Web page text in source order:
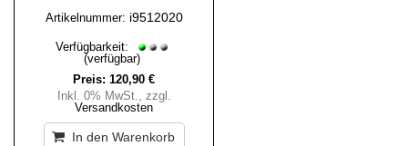
Artikelnummer: i9512020
Verfügbarkeit:
(verfügbar)
Preis: 120,90 €
Inkl. 0% MwSt., zzgl.
Versandkosten
In den Warenkorb